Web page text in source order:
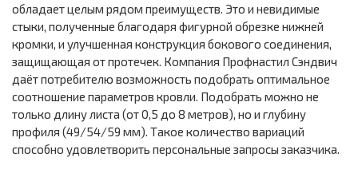
обладает целым рядом преимуществ. Это и невидимые
стыки, полученные благодаря фигурной обрезке нижней
кромки, и улучшенная конструкция бокового соединения,
защищающая от протечек. Компания Профнастил Сэндвич
даёт потребителю возможность подобрать оптимальное
соотношение параметров кровли. Подобрать можно не
только длину листа (от 0,5 до 8 метров), но и глубину
профиля (49/54/59 мм). Такое количество вариаций
способно удовлетворить персональные запросы заказчика.